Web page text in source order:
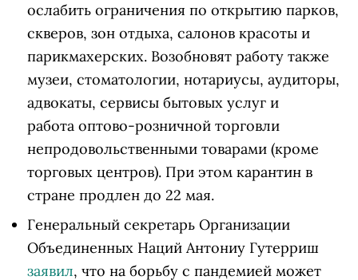
ослабить ограничения по открытию парков,
скверов, зон отдыха, салонов красоты и
парикмахерских. Возобновят работу также
музеи, стоматологии, нотариусы, аудиторы,
адвокаты, сервисы бытовых услуг и
работа оптово-розничной торговли
непродовольственными товарами (кроме
торговых центров). При этом карантин в
стране продлен до 22 мая.
Генеральный секретарь Организации
Объединенных Наций Антониу Гутерриш
заявил, что на борьбу с пандемией может